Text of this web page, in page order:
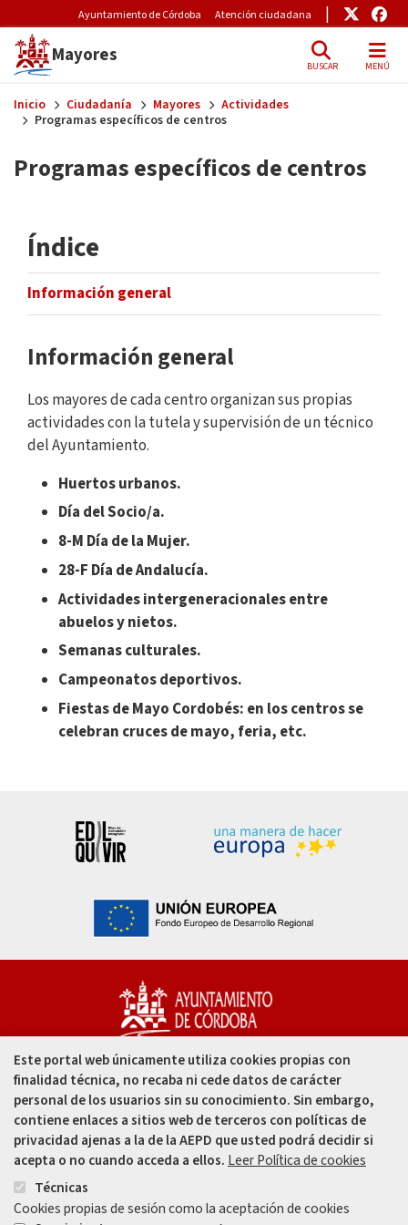
Pre-Header Microsite
Ayuntamiento de Córdoba Atención ciudadana Enlace
Mayores BUSCAR MENÚ
Inicio Ciudadanía Mayores
Actividades
Programas específicos de centros
Programas específicos de centros
Índice
Información general
Información general
Los mayores de cada centro organizan sus propias
actividades con la tutela y supervisión de un técnico
del Ayuntamiento.
Huertos urbanos.
Día del Socio/a.
8-M Día de la Mujer.
28-F Día de Andalucía.
Actividades intergeneracionales entre
abuelos y nietos.
Semanas culturales.
Campeonatos deportivos.
Fiestas de Mayo Cordobés: en los centros se
celebran cruces de mayo, feria, etc.
Capitulares, 1. 14002
Córdoba - España
957 49 99 00
957 47 80 50
EnlaceEnlace
Este portal web únicamente utiliza cookies propias con
finalidad técnica, no recaba ni cede datos de carácter
personal de los usuarios sin su conocimiento. Sin embargo,
contiene enlaces a sitios web de terceros con políticas de
privacidad ajenas a la de la AEPD que usted podrá decidir si
acepta o no cuando acceda a ellos. Leer Política de cookies
Técnicas
Cookies propias de sesión como la aceptación de cookies